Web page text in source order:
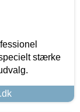
stærke